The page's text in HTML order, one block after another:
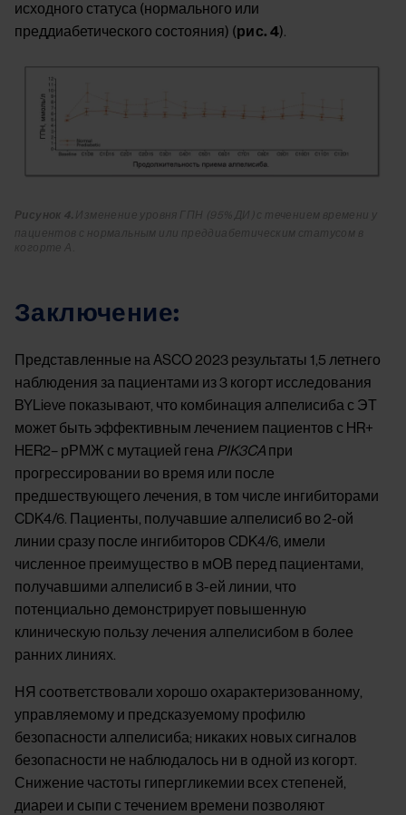
исходного статуса (нормального или
преддиабетического состояния) (рис. 4).
Рисунок 4. Изменение уровня ГПН (95% ДИ) с течением времени у
пациентов с нормальным или преддиабетическим статусом в
когорте А.
Заключение:
Представленные на ASCO 2023 результаты 1,5 летнего
наблюдения за пациентами из 3 когорт исследования
BYLieve показывают, что комбинация алпелисиба с ЭТ
может быть эффективным лечением пациентов с HR+
HER2– рРМЖ с мутацией гена PIK3CA при
прогрессировании во время или после
предшествующего лечения, в том числе ингибиторами
CDK4/6. Пациенты, получавшие алпелисиб во 2-ой
линии сразу после ингибиторов CDK4/6, имели
численное преимущество в мОВ перед пациентами,
получавшими алпелисиб в 3-ей линии, что
потенциально демонстрирует повышенную
клиническую пользу лечения алпелисибом в более
ранних линиях.
НЯ соответствовали хорошо охарактеризованному,
управляемому и предсказуемому профилю
безопасности алпелисиба; никаких новых сигналов
безопасности не наблюдалось ни в одной из когорт.
Снижение частоты гипергликемии всех степеней,
диареи и сыпи с течением времени позволяют